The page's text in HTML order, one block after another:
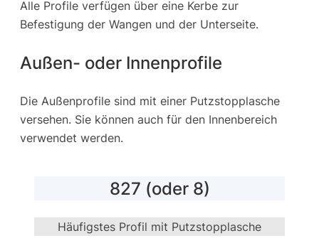
Alle Profile verfügen über eine Kerbe zur
Befestigung der Wangen und der Unterseite.
Außen- oder Innenprofile
Die Außenprofile sind mit einer Putzstopplasche
versehen. Sie können auch für den Innenbereich
verwendet werden.
827 (oder 8)
Häufigstes Profil mit Putzstopplasche